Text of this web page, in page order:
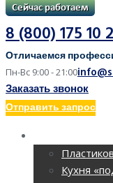
8 (800) 175 10
Отличаемся
Пн-Вс 9:00 - 21:00
Заказать звонок
Отправить запрос
Кухня